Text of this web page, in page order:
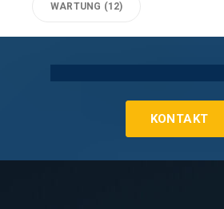
WARTUNG (12)
KONTAKT